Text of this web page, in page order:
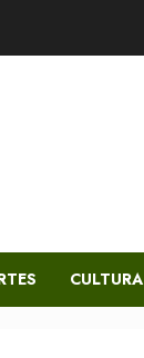
CULTURA